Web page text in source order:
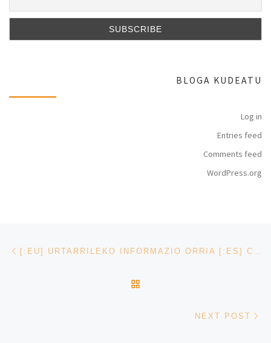
BLOGA KUDEATU
Log in
Entries feed
Comments feed
WordPress.org
Post navigation
NEXT POST